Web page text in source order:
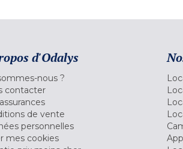
d'Odalys
nous ?
contacter
de vente
personnelles
mes cookies